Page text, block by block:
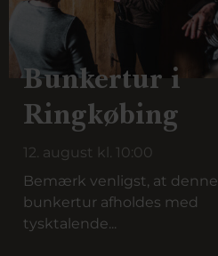
Bunkertur i
Ringkøbing
12. august kl. 10:00
Bemærk venligst, at denne
bunkertur afholdes med
tysktalende...